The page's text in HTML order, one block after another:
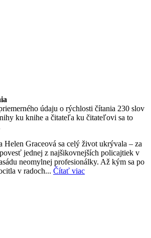
údaju o rýchlosti čítania 230 slov
ku knihe a čitateľa ku čitateľovi sa to
Helen Graceová sa celý život ukrývala – za
jednej z najšikovnejších policajtiek v
neomylnej profesionálky. Až kým sa po
v radoch... Čítať viac